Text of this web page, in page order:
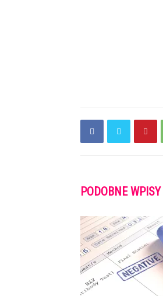
PODOBNE WPISY